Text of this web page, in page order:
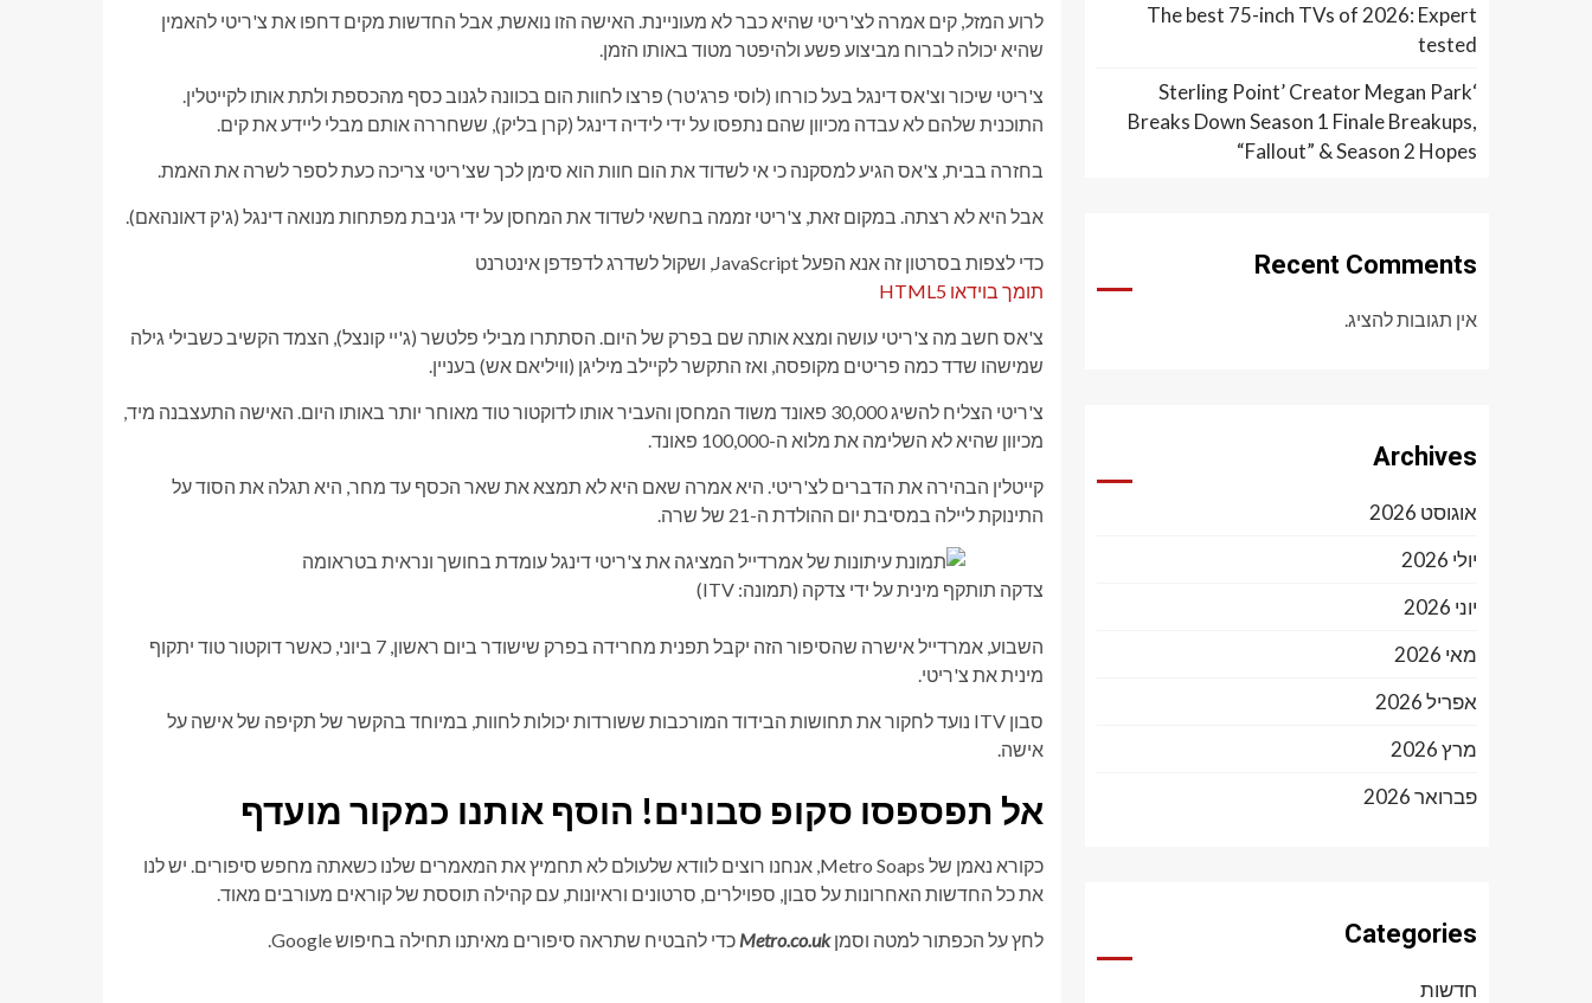
לרוע המזל, קים אמרה לצ'ריטי שהיא כבר לא מעוניינת. האישה הזו נואשת, אבל החדשות מקים דחפו את צ'ריטי להאמין
שהיא יכולה לברוח מביצוע פשע ולהיפטר מטוד באותו הזמן.
צ'ריטי שיכור וצ'אס דינגל בעל כורחו (לוסי פרג'טר) פרצו לחוות הום בכוונה לגנוב כסף מהכספת ולתת אותו לקייטלין.
התוכנית שלהם לא עבדה מכיוון שהם נתפסו על ידי לידיה דינגל (קרן בליק), ששחררה אותם מבלי ליידע את קים.
בחזרה בבית, צ'אס הגיע למסקנה כי אי לשדוד את הום חוות הוא סימן לכך שצ'ריטי צריכה כעת לספר לשרה את האמת.
אבל היא לא רצתה. במקום זאת, צ'ריטי זממה בחשאי לשדוד את המחסן על ידי גניבת מפתחות מנואה דינגל (ג'ק דאונהאם).
כדי לצפות בסרטון זה אנא הפעל JavaScript, ושקול לשדרג לדפדפן אינטרנט
תומך בוידאו HTML5
צ'אס חשב מה צ'ריטי עושה ומצא אותה שם בפרק של היום. הסתתרו מבילי פלטשר (ג'יי קונצל), הצמד הקשיב כשבילי גילה
שמישהו שדד כמה פריטים מקופסה, ואז התקשר לקיילב מיליגן (וויליאם אש) בעניין.
צ'ריטי הצליח להשיג 30,000 פאונד משוד המחסן והעביר אותו לדוקטור טוד מאוחר יותר באותו היום. האישה התעצבנה מיד,
מכיוון שהיא לא השלימה את מלוא ה-100,000 פאונד.
קייטלין הבהירה את הדברים לצ'ריטי. היא אמרה שאם היא לא תמצא את שאר הכסף עד מחר, היא תגלה את הסוד על
התינוקת ליילה במסיבת יום ההולדת ה-21 של שרה.
צדקה תותקף מינית על ידי צדקה (תמונה: ITV)
השבוע, אמרדייל אישרה שהסיפור הזה יקבל תפנית מחרידה בפרק שישודר ביום ראשון, 7 ביוני, כאשר דוקטור טוד יתקוף
מינית את צ'ריטי.
סבון ITV נועד לחקור את תחושות הבידוד המורכבות ששורדות יכולות לחוות, במיוחד בהקשר של תקיפה של אישה על
אישה.
אל תפספסו סקופ סבונים! הוסף אותנו כמקור מועדף
כקורא נאמן של Metro Soaps, אנחנו רוצים לוודא שלעולם לא תחמיץ את המאמרים שלנו כשאתה מחפש סיפורים. יש לנו
את כל החדשות האחרונות על סבון, ספוילרים, סרטונים וראיונות, עם קהילה תוססת של קוראים מעורבים מאוד.
לחץ על הכפתור למטה וסמןMetro.co.uk כדי להבטיח שתראה סיפורים מאיתנו תחילה בחיפוש Google.
The best 75-inch TVs of 2026: Expert
tested
‘Sterling Point’ Creator Megan Park
Breaks Down Season 1 Finale Breakups,
“Fallout” & Season 2 Hopes
Recent Comments
אין תגובות להציג.
Archives
אוגוסט 2026
יולי 2026
יוני 2026
מאי 2026
אפריל 2026
מרץ 2026
פברואר 2026
Categories
חדשות